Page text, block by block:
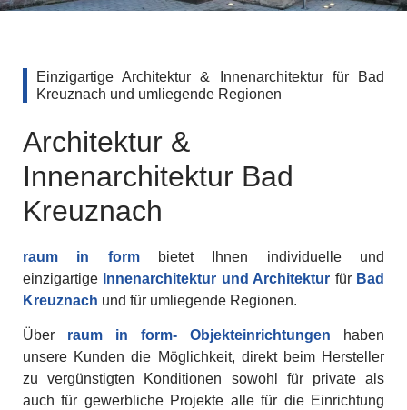
Einzigartige Architektur & Innenarchitektur für Bad
Kreuznach und umliegende Regionen
Architektur &
Innenarchitektur Bad
Kreuznach
raum in formbietet Ihnen individuelle und
einzigartige Innenarchitektur und Architektur für Bad
Kreuznach und für umliegende Regionen.
Über raum in form- Objekteinrichtungen haben
unsere Kunden die Möglichkeit, direkt beim Hersteller
zu vergünstigten Konditionen sowohl für private als
auch für gewerbliche Projekte alle für die Einrichtung